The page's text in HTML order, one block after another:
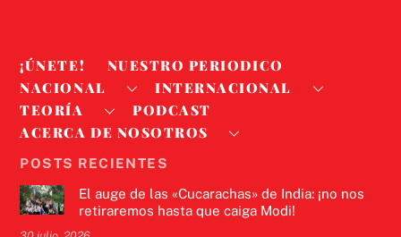
¡ÚNETE!
NUESTRO PERIODICO
NACIONAL
INTERNACIONAL
TEORÍA
PODCAST
ACERCA DE NOSOTROS
POSTS RECIENTES
El auge de las «Cucarachas» de India: ¡no nos
retiraremos hasta que caiga Modi!